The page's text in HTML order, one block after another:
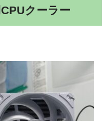
クーラー